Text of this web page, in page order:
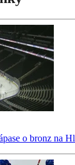
o bronz na